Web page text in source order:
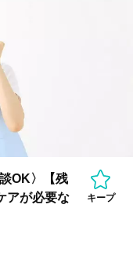
OK〉【残
アが必要な
キープ